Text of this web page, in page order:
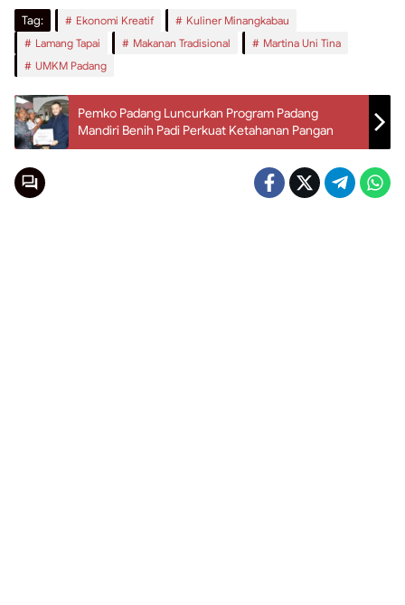
Tag: Ekonomi Kreatif
Kuliner Minangkabau
Lamang Tapai
Makanan Tradisional
Martina Uni Tina
UMKM Padang
Pemko Padang Luncurkan Program Padang
Mandiri Benih Padi Perkuat Ketahanan Pangan